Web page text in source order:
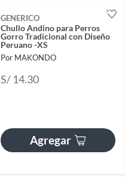
GENERICO
Chullo Andino para Perros
Gorro Tradicional con Diseño
Peruano -XS
Por MAKONDO
S/ 14.30
Agregar